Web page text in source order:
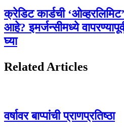
क्रेडिट कार्डची
आहे? इमर्जन्सीमध्ये
घ्या
Related Articles
वर्षावर बाप्पांची प्राणप्रतिष्ठा